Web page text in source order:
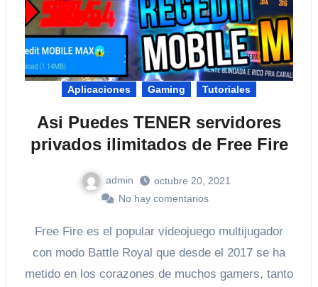
Aplicaciones Gaming Tutoriales
Asi Puedes TENER servidores
privados ilimitados de Free Fire
admin
octubre 20, 2021
No hay comentarios
Free Fire es el popular videojuego multijugador
con modo Battle Royal que desde el 2017 se ha
metido en los corazones de muchos gamers, tanto